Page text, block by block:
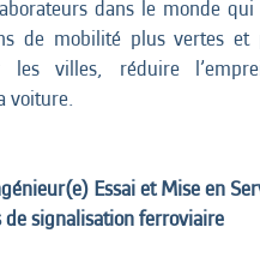
dans le monde
de mobilité plus vertes et
les villes, réduire
voiture.
Essai et Mise en
signalisation ferroviaire